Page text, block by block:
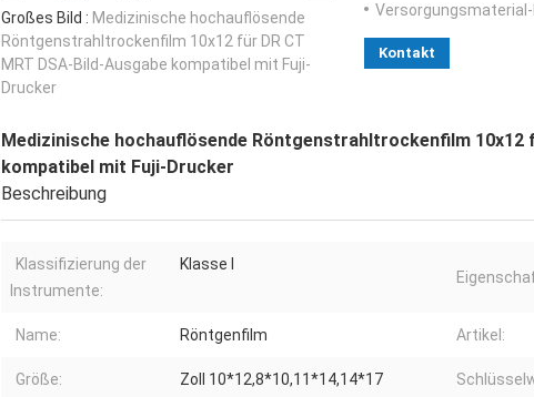
Großes Bild : Medizinische hochauflösende
Röntgenstrahltrockenfilm 10x12 für DR CT
MRT DSA-Bild-Ausgabe kompatibel mit Fuji-
Drucker
Versorgungsmaterial-
Kontakt
Medizinische hochauflösende Röntgenstrahltrockenfilm 10x12
kompatibel mit Fuji-Drucker
Beschreibung
Klassifizierung der
Instrumente:
Klasse I
Name: Röntgenfilm Artikel:
Größe: Zoll 10*12,8*10,11*14,14*17